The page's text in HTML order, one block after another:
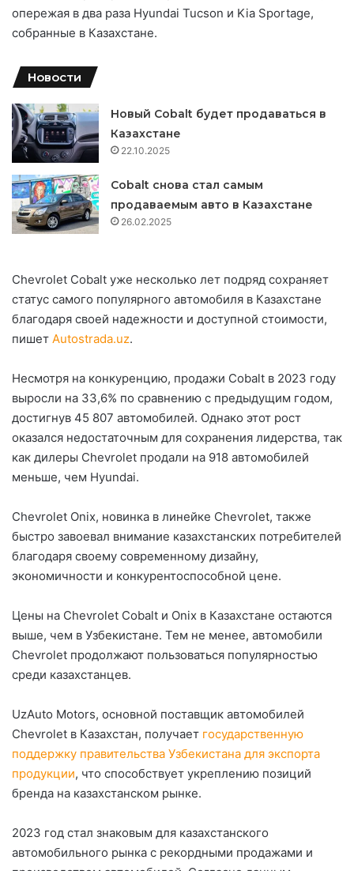
опережая в два раза Hyundai Tucson и Kia Sportage,
собранные в Казахстане.
Новости
Новый Cobalt будет продаваться в
Казахстане
22.10.2025
Cobalt снова стал самым
продаваемым авто в Казахстане
26.02.2025
Chevrolet Cobalt уже несколько лет подряд сохраняет
статус самого популярного автомобиля в Казахстане
благодаря своей надежности и доступной стоимости,
пишет Autostrada.uz.
Несмотря на конкуренцию, продажи Cobalt в 2023 году
выросли на 33,6% по сравнению с предыдущим годом,
достигнув 45 807 автомобилей. Однако этот рост
оказался недостаточным для сохранения лидерства, так
как дилеры Chevrolet продали на 918 автомобилей
меньше, чем Hyundai.
Chevrolet Onix, новинка в линейке Chevrolet, также
быстро завоевал внимание казахстанских потребителей
благодаря своему современному дизайну,
экономичности и конкурентоспособной цене.
Цены на Chevrolet Cobalt и Onix в Казахстане остаются
выше, чем в Узбекистане. Тем не менее, автомобили
Chevrolet продолжают пользоваться популярностью
среди казахстанцев.
UzAuto Motors, основной поставщик автомобилей
Chevrolet в Казахстан, получает государственную
поддержку правительства Узбекистана для экспорта
продукции, что способствует укреплению позиций
бренда на казахстанском рынке.
2023 год стал знаковым для казахстанского
автомобильного рынка с рекордными продажами и